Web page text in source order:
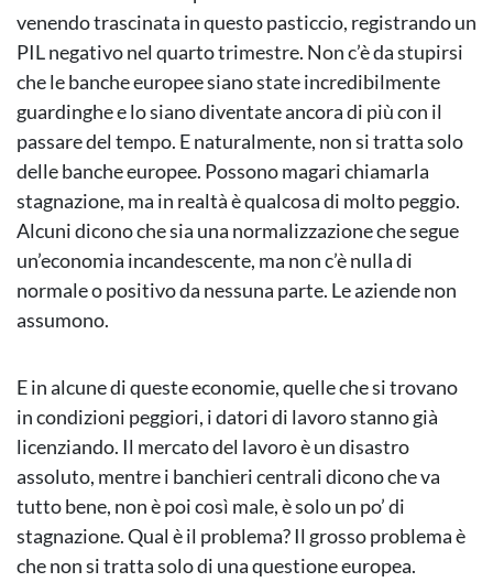
venendo trascinata in questo pasticcio, registrando un
PIL negativo nel quarto trimestre. Non c’è da stupirsi
che le banche europee siano state incredibilmente
guardinghe e lo siano diventate ancora di più con il
passare del tempo. E naturalmente, non si tratta solo
delle banche europee. Possono magari chiamarla
stagnazione, ma in realtà è qualcosa di molto peggio.
Alcuni dicono che sia una normalizzazione che segue
un’economia incandescente, ma non c’è nulla di
normale o positivo da nessuna parte. Le aziende non
assumono.
E in alcune di queste economie, quelle che si trovano
in condizioni peggiori, i datori di lavoro stanno già
licenziando. Il mercato del lavoro è un disastro
assoluto, mentre i banchieri centrali dicono che va
tutto bene, non è poi così male, è solo un po’ di
stagnazione. Qual è il problema? Il grosso problema è
che non si tratta solo di una questione europea.